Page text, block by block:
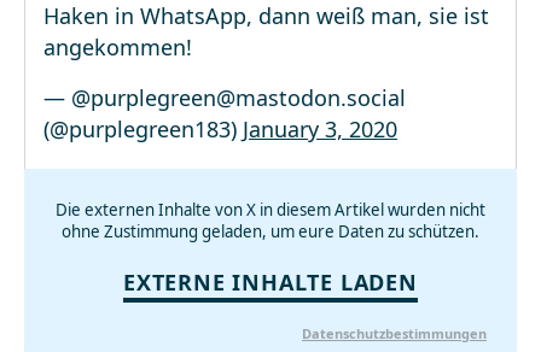
Haken in WhatsApp, dann weiß man, sie ist
angekommen!
— @purplegreen@mastodon.social
(@purplegreen183) January 3, 2020
Die externen Inhalte von X in diesem Artikel wurden nicht
ohne Zustimmung geladen, um eure Daten zu schützen.
EXTERNE INHALTE LADEN
Datenschutzbestimmungen